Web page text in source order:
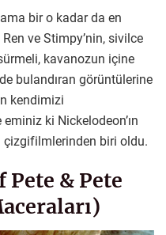
bir o kadar da en
ve Stimpy’nin, sivilce
kavanozun içine
bulandıran görüntülerine
kendimizi
eminiz ki Nickelodeon’ın
çizgifilmlerinden biri oldu.
& Pete